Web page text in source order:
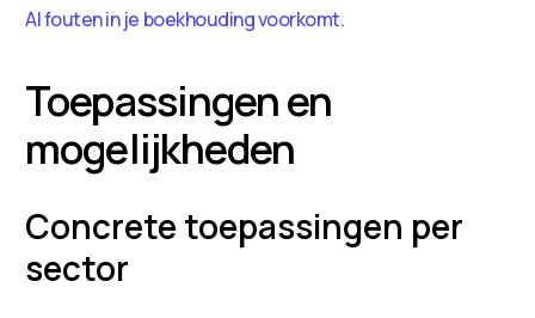
AI fouten in je boekhouding voorkomt.
Toepassingen en
mogelijkheden
Concrete toepassingen per
sector